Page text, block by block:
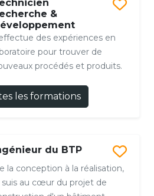
&
des expériences en
pour trouver de
procédés et produits.
les formations
du BTP
la conception à la réalisation,
suis au cœur du projet de